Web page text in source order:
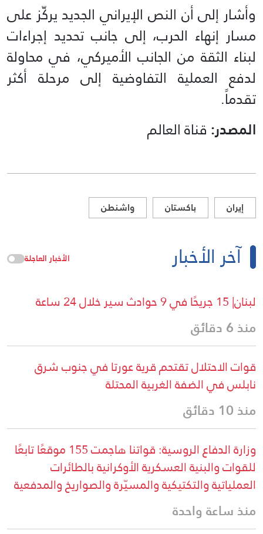
وأشار إلى أن النص الإيراني الجديد يركّز على
مسار إنهاء الحرب، إلى جانب تحديد إجراءات
لبناء الثقة من الجانب الأميركي، في محاولة
لدفع العملية التفاوضية إلى مرحلة أكثر
تقدماً.
المصدر: قناة العالم
إيران باكستان واشنطن
آخر الأخبار الأخبار العاجلة
لبنان| 15 جريحًا في 9 حوادث سير خلال 24 ساعة
منذ 6 دقائق
قوات الاحتلال تقتحم قرية عورتا في جنوب شرق
نابلس في الضفة الغربية المحتلة
منذ 10 دقائق
وزارة الدفاع الروسية: قواتنا هاجمت 155 موقعًا تابعًا
للقوات والبنية العسكرية الأوكرانية بالطائرات
العملياتية والتكتيكية والمسيّرة والصواريخ والمدفعية
منذ ساعة واحدة